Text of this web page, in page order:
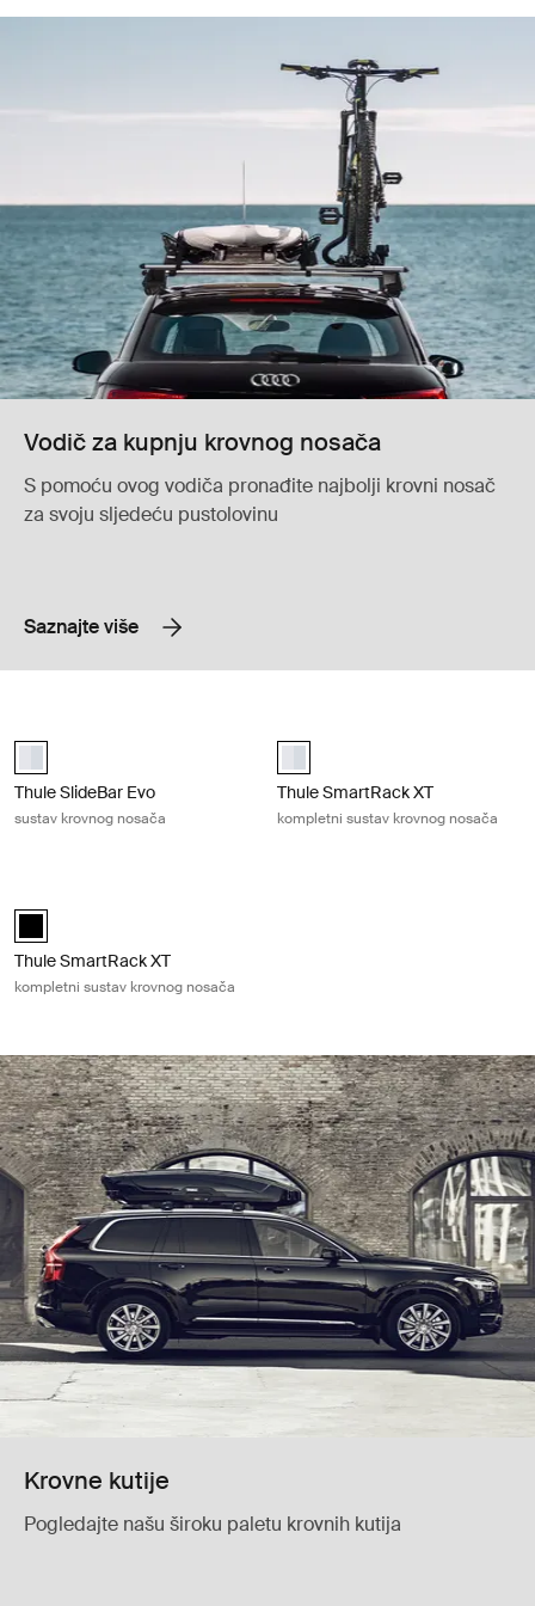
Vodič za kupnju krovnog nosača
S pomoću ovog vodiča pronađite najbolji krovni nosač
za svoju sljedeću pustolovinu
Saznajte više
Thule SlideBar Evo Aluminij (selected)
Thule SlideBar Evo
sustav krovnog nosača
Thule SmartRack XT Aluminij
Thule SmartRack XT
kompletni sustav krovnog nosača
Thule SmartRack XT Crna (selected)
Thule SmartRack XT
kompletni sustav krovnog nosača
Krovne kutije
Pogledajte našu široku paletu krovnih kutija